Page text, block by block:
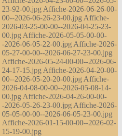
23-92-00.jpg Affiche-2026-06-26-00-
00--2026-06-26-23-00.jpg Affiche-
2026-03-25-00-00--2026-04-25-23-
00.jpg Affiche-2026-05-05-00-00-
-2026-06-05-22-00.jpg Affiche-2026-
05-27-00-00--2026-06-27-23-00.jpg
Affiche-2026-05-24-00-00--2026-06-
24-17-15.jpg Affiche-2026-04-20-00-
00--2026-05-20-20-00.jpg Affiche-
2026-04-08-00-00--2026-05-08-14-
00.jpg Affiche-2026-04-26-00-00-
-2026-05-26-23-00.jpg Affiche-2026-
05-05-00-00--2026-06-05-23-00.jpg
Affiche-2026-01-15-00-00--2026-02-
15-19-00.jpg